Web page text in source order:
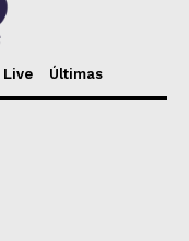
Live Últimas